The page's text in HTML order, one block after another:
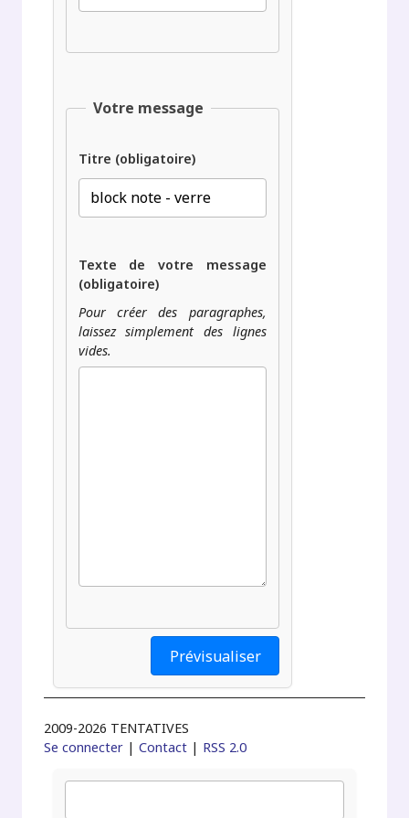
Votre message
Titre (obligatoire)
Texte de votre message
(obligatoire)
Pour créer des paragraphes,
laissez simplement des lignes
vides.
2009-2026 TENTATIVES
Se connecter |Contact | RSS 2.0